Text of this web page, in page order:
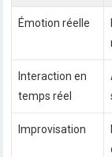
Émotion réelle
Interaction en
temps réel
Improvisation